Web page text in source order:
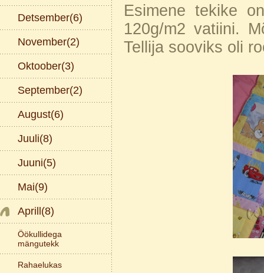
Detsember(6)
November(2)
Oktoober(3)
September(2)
August(6)
Juuli(8)
Juuni(5)
Mai(9)
Aprill(8)
Öökullidega
mängutekk
Rahaelukas
Esimene tekike
120g/m2 vatiini.
Tellija sooviks oli